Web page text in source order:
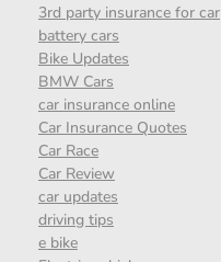
3rd party insurance for car
battery cars
Bike Updates
BMW Cars
car insurance online
Car Insurance Quotes
Car Race
Car Review
car updates
driving tips
e bike